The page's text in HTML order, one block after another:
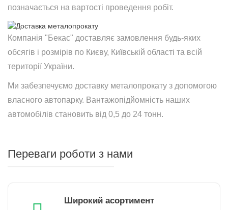
позначається на вартості проведення робіт.
Компанія "Бекас" доставляє замовлення будь-яких
обсягів і розмірів по Києву, Київській області та всій
території України.
Ми забезпечуємо доставку металопрокату з допомогою
власного автопарку. Вантажопідйомність наших
автомобілів становить від 0,5 до 24 тонн.
Переваги роботи з нами
Широкий асортимент